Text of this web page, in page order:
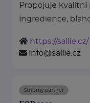
Propojuje kvalitní
ingredience,
https://sallie.cz/
info@sallie.cz
Stříbrný partner